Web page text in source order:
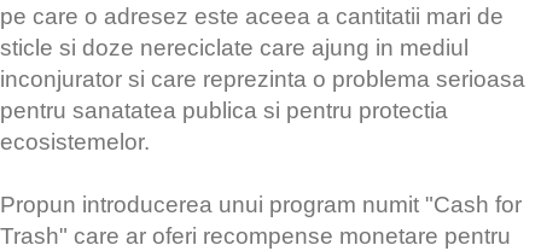
pe care o adresez este aceea a cantitatii mari de
sticle si doze nereciclate care ajung in mediul
inconjurator si care reprezinta o problema serioasa
pentru sanatatea publica si pentru protectia
ecosistemelor.
Propun introducerea unui program numit "Cash for
Trash" care ar oferi recompense monetare pentru